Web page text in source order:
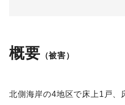
概要 （被害）
北側海岸の4地区で床上1戸、